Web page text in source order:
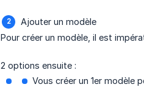
Ajouter un modèle
Pour créer un modèle, il est
2 options ensuite :
Vous créer un 1er modèle